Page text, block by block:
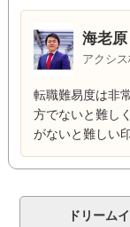
海老
アクシ
転職難易度は非
方でないと難し
がないと難しい
ドリーム